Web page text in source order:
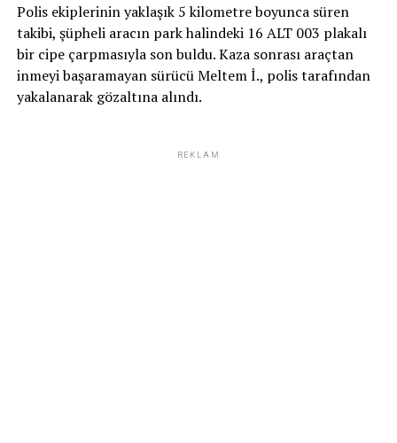
Polis ekiplerinin yaklaşık 5 kilometre boyunca süren
takibi, şüpheli aracın park halindeki 16 ALT 003 plakalı
bir cipe çarpmasıyla son buldu. Kaza sonrası araçtan
inmeyi başaramayan sürücü Meltem İ., polis tarafından
yakalanarak gözaltına alındı.
REKLAM